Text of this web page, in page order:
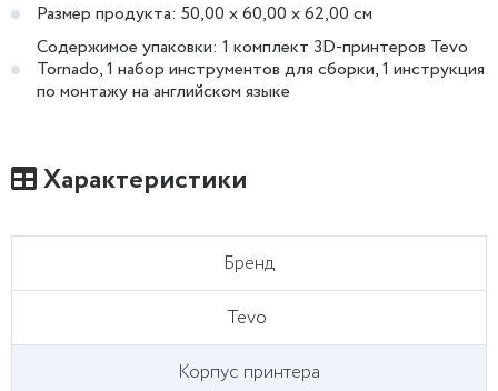
Размер продукта: 50,00 x 60,00 x 62,00 см
Содержимое упаковки: 1 комплект 3D-принтеров Tevo
Tornado, 1 набор инструментов для сборки, 1 инструкция
по монтажу на английском языке
Характеристики
Бренд
Tevo
Корпус принтера